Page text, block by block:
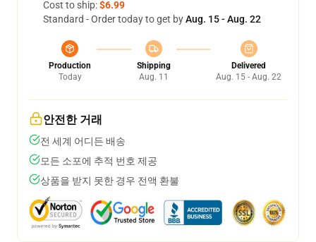
Cost to ship:$6.99
Standard - Order today to get byAug. 15 - Aug. 22
Production
Today
Shipping
Aug. 11
Delivered
Aug. 15 - Aug. 22
안전한 거래
전 세계 어디든 배송
모든 소포에 추적 번호 제공
상품을 받지 못한 경우 전액 환불